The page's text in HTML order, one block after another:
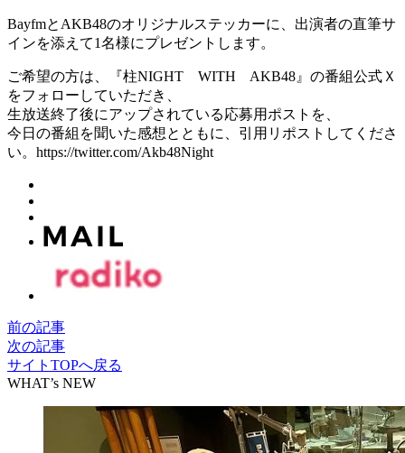
BayfmとAKB48のオリジナルステッカーに、出演者の直筆サ
インを添えて1名様にプレゼントします。
ご希望の方は、『柱NIGHT WITH AKB48』の番組公式Ｘ
をフォローしていただき、
生放送終了後にアップされている応募用ポストを、
今日の番組を聞いた感想とともに、引用リポストしてくださ
い。https://twitter.com/Akb48Night
前の記事
次の記事
サイトTOPへ戻る
WHAT’s NEW